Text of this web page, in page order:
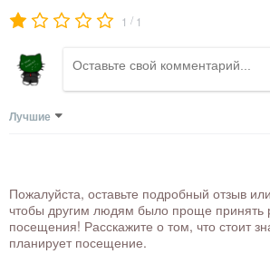
1 / 1
Лучшие
Пожалуйста, оставьте подробный отзыв
чтобы другим людям было проще принять
посещения! Расскажите о том, что стоит
планирует посещение.